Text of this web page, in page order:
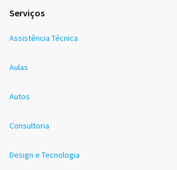
Serviços
Assistência Técnica
Aulas
Autos
Consultoria
Design e Tecnologia